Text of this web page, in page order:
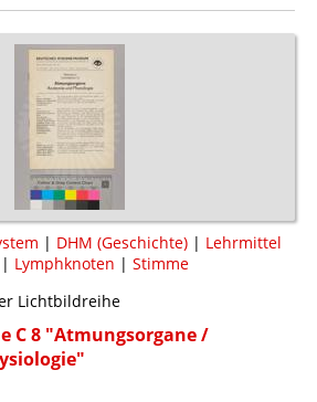
| DHM (Geschichte) | Lehrmittel
| Lymphknoten | Stimme
Lichtbildreihe
C 8 "Atmungsorgane /